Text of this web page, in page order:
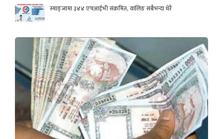
स्याङ्जामा ३४४ एचआईभी संक्रमित, वालिङ सबैभन्दा धेरै